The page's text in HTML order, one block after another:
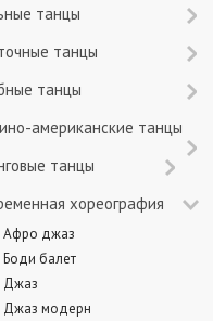
танцы
танцы
танцы
американские танцы
танцы
хореография
Афро джаз
Боди балет
Джаз
Джаз модерн